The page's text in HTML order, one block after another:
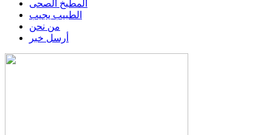
المطبخ الصحى
الطبيب يجيب
من نحن
أرسل خبر